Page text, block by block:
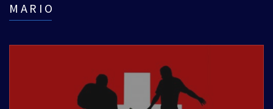
MARIO